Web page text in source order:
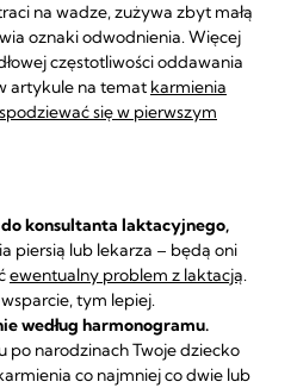
na wadze, zużywa zbyt małą
oznaki odwodnienia. Więcej
częstotliwości oddawania
artykule na temat karmienia
się w pierwszym
konsultanta laktacyjnego,
piersią lub lekarza – będą oni
ewentualny problem z laktacją.
tym lepiej.
według harmonogramu.
narodzinach Twoje dziecko
co najmniej co dwie lub